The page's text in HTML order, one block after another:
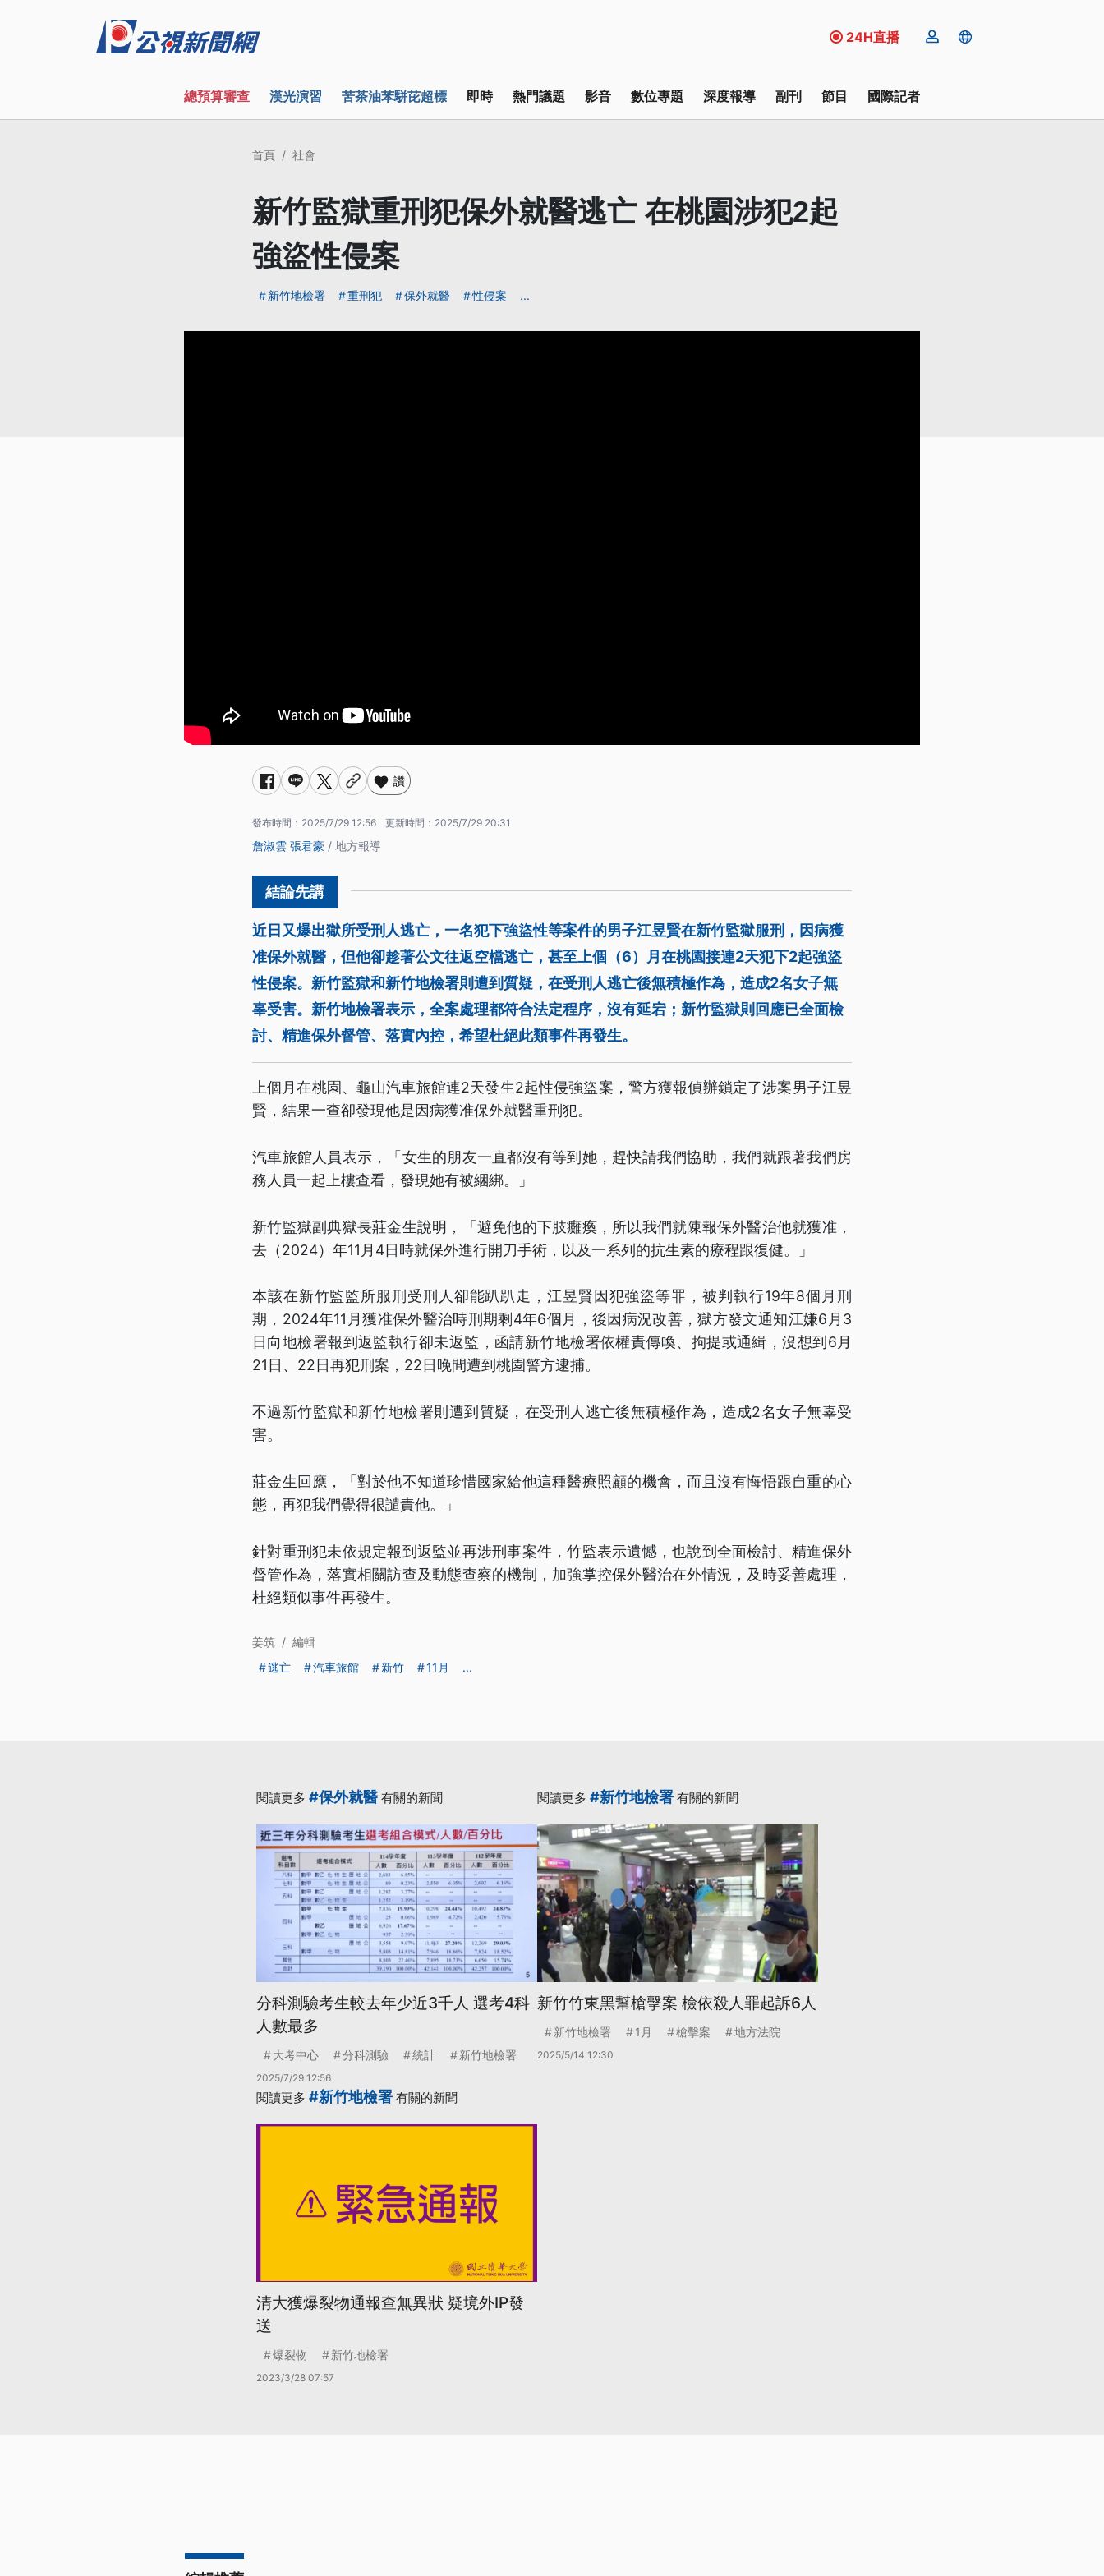
24H直播
總預算審查 漢光演習 苦茶油苯駢芘超標 即時 熱門議題 影音 數位專題 深度報導 副刊 節目 國際記者
首頁 社會
新竹監獄重刑犯保外就醫逃亡 在桃園涉犯2起
強盜性侵案
新竹地檢署 重刑犯 保外就醫 性侵案 ...
讚
發布時間： 2025/7/29 12:56 更新時間： 2025/7/29 20:31
詹淑雲 張君豪 / 地方報導
近日又爆出獄所受刑人逃亡，一名犯下強盜性等案件的男子江昱賢在新竹監獄服刑，因病獲
准保外就醫，但他卻趁著公文往返空檔逃亡，甚至上個（6）月在桃園接連2天犯下2起強盜
性侵案。新竹監獄和新竹地檢署則遭到質疑，在受刑人逃亡後無積極作為，造成2名女子無
辜受害。新竹地檢署表示，全案處理都符合法定程序，沒有延宕；新竹監獄則回應已全面檢
討、精進保外督管、落實內控，希望杜絕此類事件再發生。
上個月在桃園、龜山汽車旅館連2天發生2起性侵強盜案，警方獲報偵辦鎖定了涉案男子江昱
賢，結果一查卻發現他是因病獲准保外就醫重刑犯。
汽車旅館人員表示，「女生的朋友一直都沒有等到她，趕快請我們協助，我們就跟著我們房
務人員一起上樓查看，發現她有被綑綁。」
新竹監獄副典獄長莊金生說明，「避免他的下肢癱瘓，所以我們就陳報保外醫治他就獲准，
去（2024）年11月4日時就保外進行開刀手術，以及一系列的抗生素的療程跟復健。」
本該在新竹監監所服刑受刑人卻能趴趴走，江昱賢因犯強盜等罪，被判執行19年8個月刑
期，2024年11月獲准保外醫治時刑期剩4年6個月，後因病況改善，獄方發文通知江嫌6月3
日向地檢署報到返監執行卻未返監，函請新竹地檢署依權責傳喚、拘提或通緝，沒想到6月
21日、22日再犯刑案，22日晚間遭到桃園警方逮捕。
不過新竹監獄和新竹地檢署則遭到質疑，在受刑人逃亡後無積極作為，造成2名女子無辜受
害。
莊金生回應，「對於他不知道珍惜國家給他這種醫療照顧的機會，而且沒有悔悟跟自重的心
態，再犯我們覺得很譴責他。」
針對重刑犯未依規定報到返監並再涉刑事案件，竹監表示遺憾，也說到全面檢討、精進保外
督管作為，落實相關訪查及動態查察的機制，加強掌控保外醫治在外情況，及時妥善處理，
杜絕類似事件再發生。
姜筑 / 編輯
逃亡
汽車旅館 新竹 11月 ...
閱讀更多 #保外就醫 有關的新聞
分科測驗考生較去年少近3千人 選考4科
人數最多
大考中心 分科測驗 統計 新竹地檢署
2025/7/29 12:56
閱讀更多 #新竹地檢署 有關的新聞
新竹竹東黑幫槍擊案 檢依殺人罪起訴6人
新竹地檢署 1月 槍擊案 地方法院
2025/5/14 12:30
閱讀更多 #新竹地檢署 有關的新聞
清大獲爆裂物通報查無異狀 疑境外IP發
送
爆裂物 新竹地檢署
2023/3/28 07:57